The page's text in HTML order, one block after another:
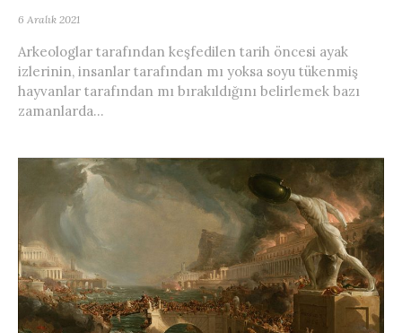
6 Aralık 2021
Arkeologlar tarafından keşfedilen tarih öncesi ayak
izlerinin, insanlar tarafından mı yoksa soyu tükenmiş
hayvanlar tarafından mı bırakıldığını belirlemek bazı
zamanlarda...